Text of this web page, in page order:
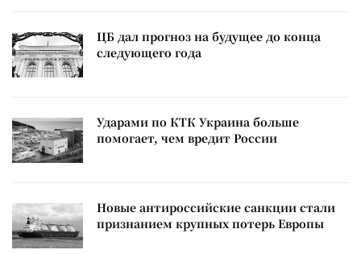
ЦБ дал прогноз на будущее до конца
следующего года
Ударами по КТК Украина больше
помогает, чем вредит России
Новые антироссийские санкции стали
признанием крупных потерь Европы